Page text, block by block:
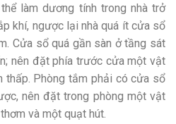
làm dương tính trong nhà trở
khí, ngược lại nhà quá ít cửa sổ
Cửa sổ quá gần sàn ở tầng sát
nên đặt phía trước cửa một vật
thấp. Phòng tắm phải có cửa sổ
nên đặt trong phòng một vật
và một quạt hút.